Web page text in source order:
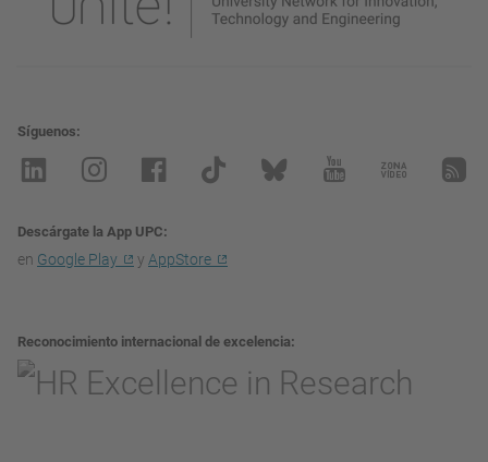
Síguenos
Descárgate la App UPC
en Google Play y AppStore
Reconocimiento internacional de excelencia